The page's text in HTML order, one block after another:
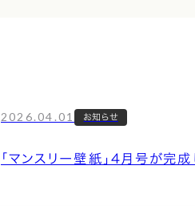
2026.04.01 お知らせ
「マンスリー壁紙」4月号が完成